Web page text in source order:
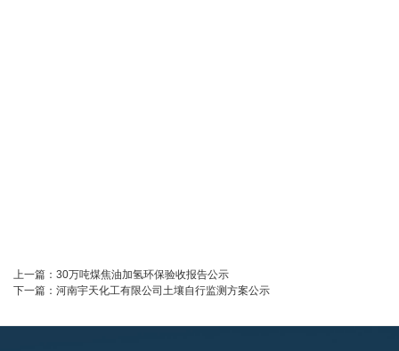
上一篇： 30万吨煤焦油加氢环保验收报告公示
下一篇： 河南宇天化工有限公司土壤自行监测方案公示